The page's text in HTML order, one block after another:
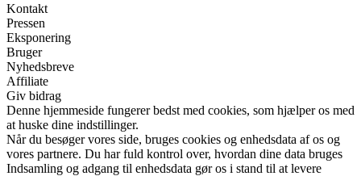
Kontakt
Pressen
Eksponering
Bruger
Nyhedsbreve
Affiliate
Giv bidrag
Denne hjemmeside fungerer bedst med cookies, som hjælper os med
at huske dine indstillinger.
Når du besøger vores side, bruges cookies og enhedsdata af os og
vores partnere. Du har fuld kontrol over, hvordan dine data bruges
Indsamling og adgang til enhedsdata gør os i stand til at levere